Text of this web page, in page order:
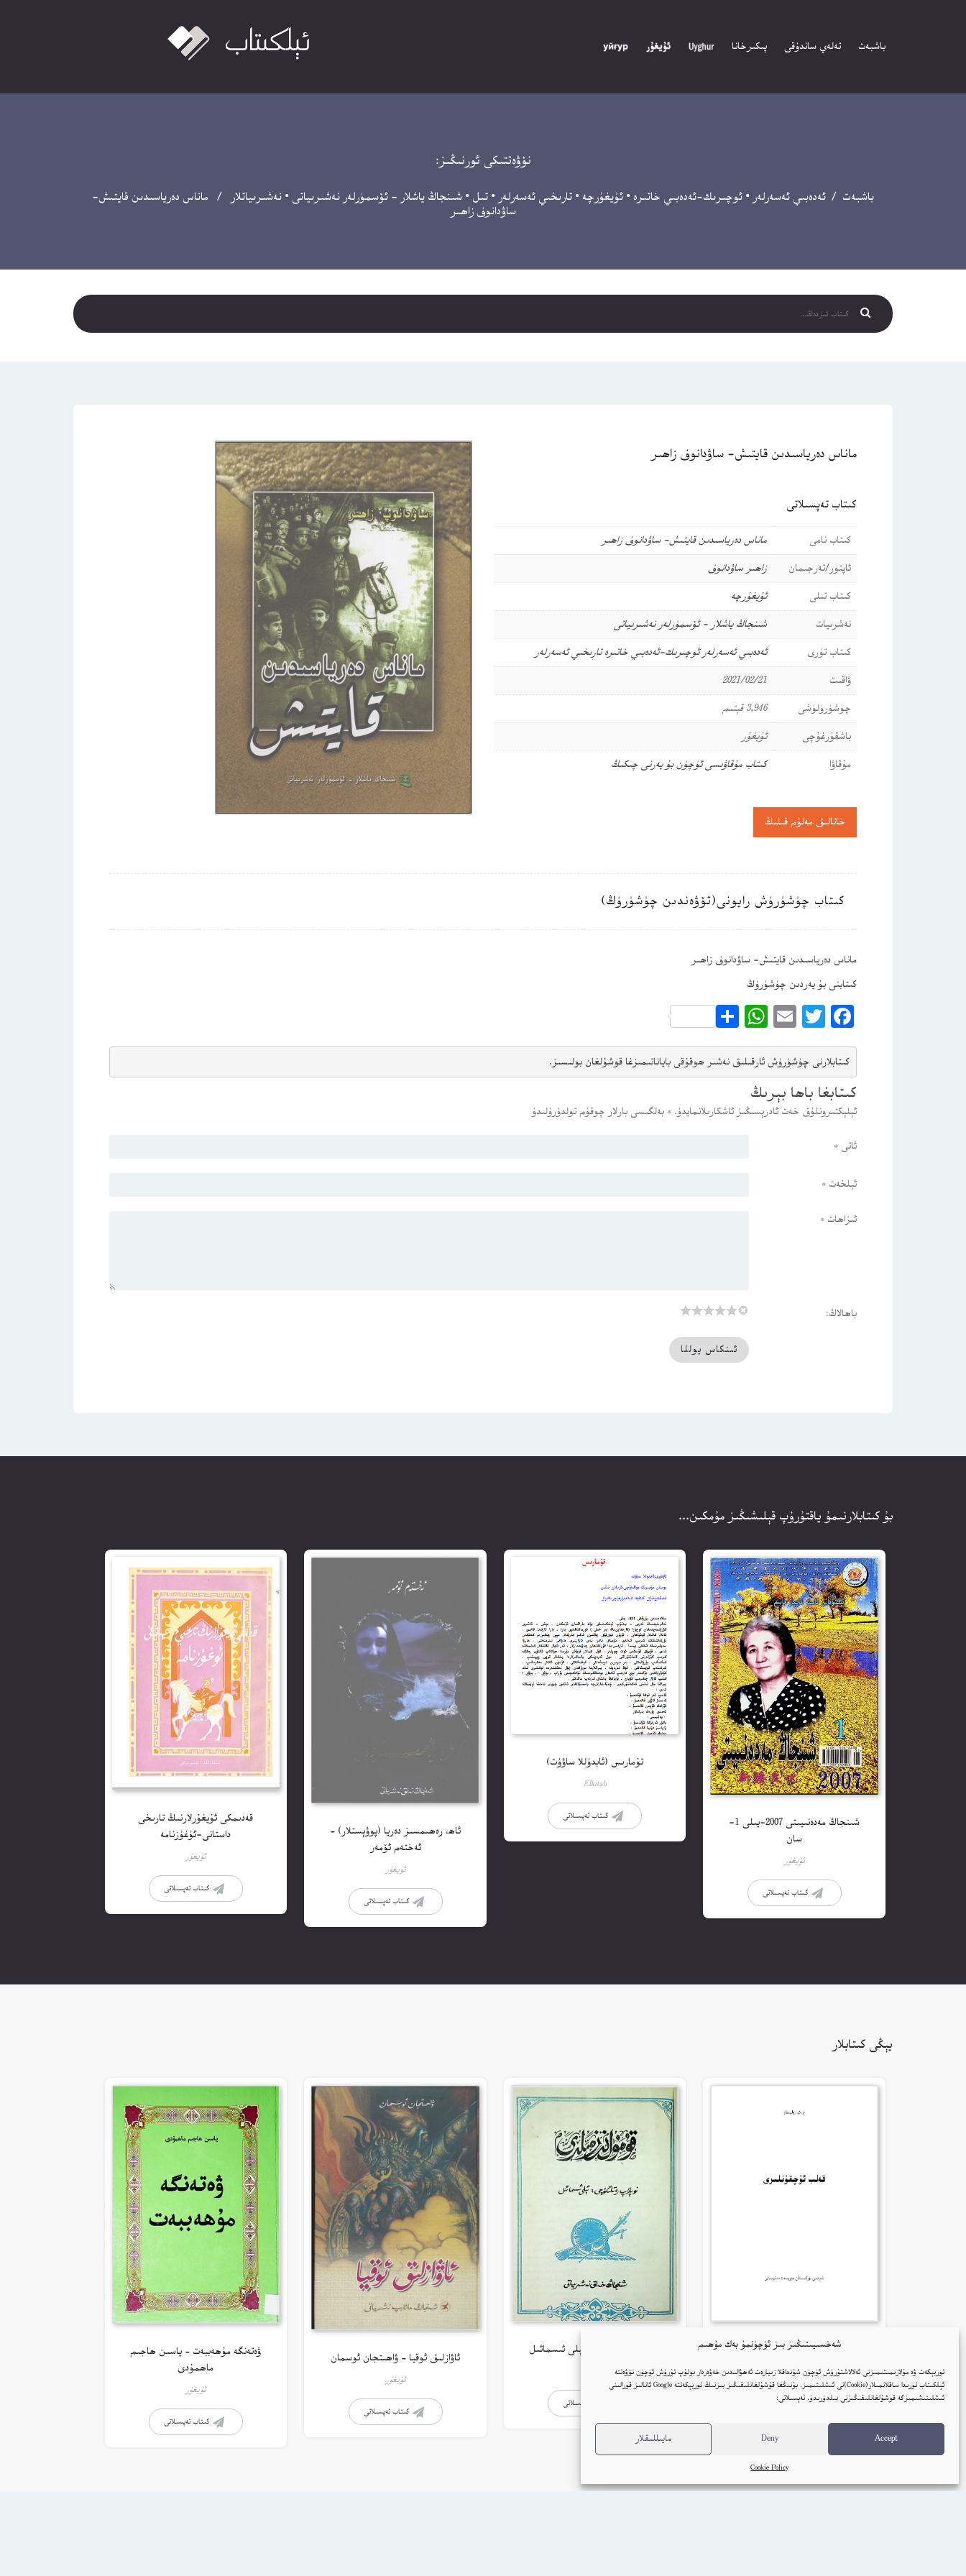
شەخسىيىتىڭىز بىز ئۈچۈنمۇ بەك مۇھىم
توربېكەت ۋە مۇلازىمىتىمىزنى ئەلالاشتۇرۇش ئۈچۈن شۇنداقلا زىيارەت ئەھۋالىدىن خەۋەردار بولۇپ تۇرۇش ئۈچۈن نۆۋەتتە
ئېلكىتاب تورىدا ساقلانمىلار(Cookie)نى ئىشلىتىمىز. بۇنىڭغا قۇشۇلغانلىقىڭىز بىزنىڭ توربېكەتتە Google ئانالىز قورالىنى
ئىشلىتىشىمىزگە قوشۇلغانلىقىڭىزنى بىلدۈرىدۇ. تەپسىلاتى:
Accept
Deny مايىللىقلار
Cookie Policy
باشبەت تەلەي ساندۇقى پىكىرخانا
نۆۋەتتىكى ئورنىڭىز:
باشبەت / ئەدەبىي ئەسەرلەر • ئوچىرىك-ئەدەبىي خاتىرە • ئۇيغۇرچە • تارىخىي ئەسەرلەر • تىل • شىنجاڭ ياشلار - ئۆسمۈرلەر نەشىرىياتى • نەشىرىياتلار / ماناس دەرياسىدىن قايتىش-
ساۋدانوف زاھىر
ماناس دەرياسىدىن قايتىش- ساۋدانوف زاھىر
كىتاب تەپسىلاتى
كىتاب نامى
ماناس دەرياسىدىن قايتىش- ساۋدانوف زاھىر
ئاپتور/تەرجىمان
زاھىر ساۋدانوف
كىتاب تىلى
ئۇيغۇرچە
نەشرىيات
شىنجاڭ ياشلار - ئۆسمۈرلەر نەشىرىياتى
كىتاب تۈرى
ئەدەبىي ئەسەرلەر ئوچىرىك-ئەدەبىي خاتىرە تارىخىي ئەسەرلەر
ۋاقىت
2021/02/21
چۈشۈرۈلۈشى
3,946 قېتىم
باشقۇرغۇچى
ئۇيغۇر
مۇقاۋا
كىتاب مۇقاۋىسى ئۈچۈن بۇ يەرنى چىكىڭ
خاتالىق مەلۇم قىلىڭ
كىتاب چۈشۈرۈش رايونى(تۆۋەندىن چۈشۈرۈڭ)
ماناس دەرياسىدىن قايتىش- ساۋدانوف زاھىر
كىتابنى بۇ يەردىن چۈشۈرۈڭ
Facebook
Twitter
Email
WhatsApp
Share
كىتابلارنى چۈشۈرۈش ئارقىلىق نەشىر ھوقۇقى باياناتىمىزغا قوشۇلغان بولىسىز.
كىتابغا باھا بېرىڭ
ئېلېكتىرونلۇق خەت ئادرېسىڭىز ئاشكارىلانمايدۇ. * بەلگىسى بارلار چوقۇم تولدۇرۇلىدۇ
ئاتى *
ئېلخەت *
ئىزاھات *
باھالاڭ:
بۇ كىتابلارنىمۇ ياقتۇرۇپ قېلىشىڭىز مۇمكىن...
شىنجاڭ مەدەنىيىتى 2007-يىلى 1-
سان
ئۇيغۇر
كىتاب تەپسىلاتى
تۇمارىس (ئابدۇللا ساۋۇت)
Elkitab
كىتاب تەپسىلاتى
ئاھ، رەھىمسىز دەريا (پوۋېستلار) –
ئەختەم ئۆمەر
ئۇيغۇر
كىتاب تەپسىلاتى
قەدىمكى ئۇيغۇرلارنىڭ تارىخى
داستانى-ئۇغۇزنامە
ئۇيغۇر
كىتاب تەپسىلاتى
يېڭى كىتابلار
قەلب ئۇچقۇنلىرى – غۇلام ئوسمان
زۇلپىقار
ئۇيغۇر
قۇمۇل نەزمىلىرى – ئېلى ئىسمائىل
كىتاب تەپسىلاتى
ئاۋازلىق ئوقيا – ۋاھىتجان ئوسمان
ئۇيغۇر
كىتاب تەپسىلاتى
ۋەتەنگە مۇھەببەت – ياسىن ھاجىم
ماھمۇدى
ئۇيغۇر
كىتاب تەپسىلاتى